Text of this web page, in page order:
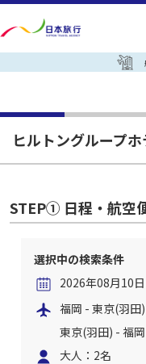
ヒルトングループ
STEP① 日程・航空
選択中の検索条件
2026年08月10
福岡 - 東京(羽田)
東京(羽田) - 福岡
大人：2名